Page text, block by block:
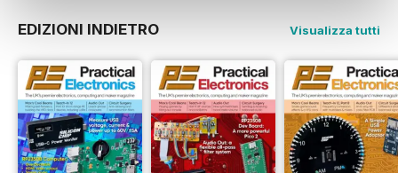
EDIZIONI INDIETRO Visualizza tutti